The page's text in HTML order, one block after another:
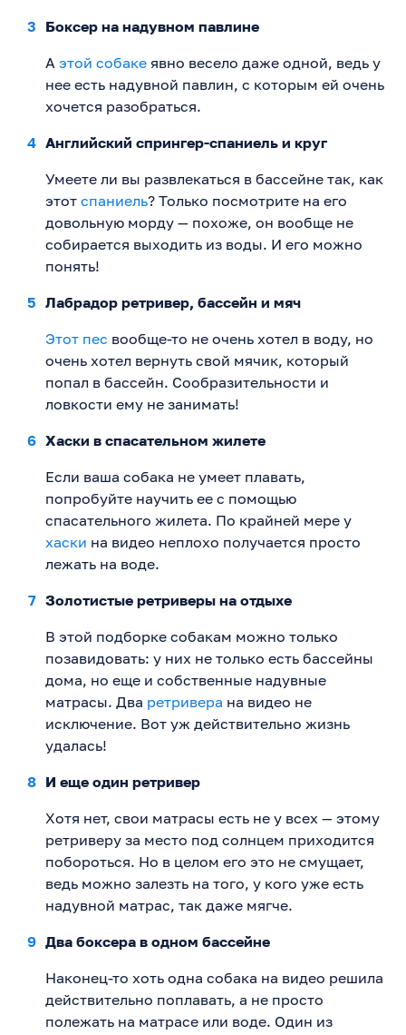
Боксер на надувном павлине
А этой собаке явно весело даже одной, ведь у
нее есть надувной павлин, с которым ей очень
хочется разобраться.
Английский спрингер-спаниель и круг
Умеете ли вы развлекаться в бассейне так, как
этот спаниель? Только посмотрите на его
довольную морду — похоже, он вообще не
собирается выходить из воды. И его можно
понять!
Лабрадор ретривер, бассейн и мяч
Этот пес вообще-то не очень хотел в воду, но
очень хотел вернуть свой мячик, который
попал в бассейн. Сообразительности и
ловкости ему не занимать!
Хаски в спасательном жилете
Если ваша собака не умеет плавать,
попробуйте научить ее с помощью
спасательного жилета. По крайней мере у
хаски на видео неплохо получается просто
лежать на воде.
Золотистые ретриверы на отдыхе
В этой подборке собакам можно только
позавидовать: у них не только есть бассейны
дома, но еще и собственные надувные
матрасы. Два ретривера на видео не
исключение. Вот уж действительно жизнь
удалась!
И еще один ретривер
Хотя нет, свои матрасы есть не у всех — этому
ретриверу за место под солнцем приходится
побороться. Но в целом его это не смущает,
ведь можно залезть на того, у кого уже есть
надувной матрас, так даже мягче.
Два боксера в одном бассейне
Наконец-то хоть одна собака на видео решила
действительно поплавать, а не просто
полежать на матрасе или воде. Один из